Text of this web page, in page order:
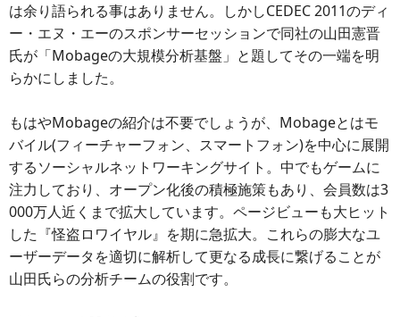
は余り語られる事はありません。しかしCEDEC 2011のディ
ー・エヌ・エーのスポンサーセッションで同社の山田憲晋
氏が「Mobageの大規模分析基盤」と題してその一端を明
らかにしました。
もはやMobageの紹介は不要でしょうが、Mobageとはモ
バイル(フィーチャーフォン、スマートフォン)を中心に展開
するソーシャルネットワーキングサイト。中でもゲームに
注力しており、オープン化後の積極施策もあり、会員数は3
000万人近くまで拡大しています。ページビューも大ヒット
した『怪盗ロワイヤル』を期に急拡大。これらの膨大なユ
ーザーデータを適切に解析して更なる成長に繋げることが
山田氏らの分析チームの役割です。